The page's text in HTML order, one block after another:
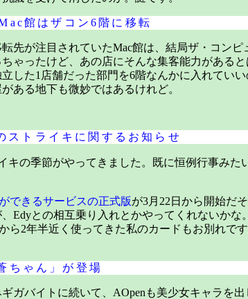
館はザコン6階に移転
先が注目されていたMac館は、結局ザ・コン
ゃったけど、あの店にそんな集客能力がある
した1店舗だった部門を6階なんかに入れてい
ある地下も微妙ではあるけれど。
ストライキに関するお知らせ
キの季節がやってきました。既に恒例行事み
できるサービスの正式版が3月22日から開始だ
Edyとの相互乗り入れとかやってくれないか
ら2年半近く使ってきた私のカードもお別れで
ちゃん」が登場
ガバイトに続いて、AOpenも美少女キャラを